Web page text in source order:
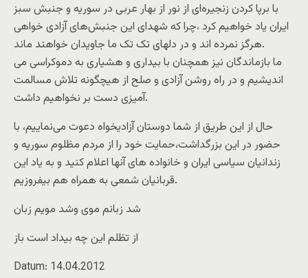
با برپا کردن زنجیره‌‌ای از نور از بهار عربی‌ در سوریه و جنبش سبز
ایران یاد خواهیم کرد ،چرا که شهدای این جنبش‌های آزادی خواهی‌
هرگز نمرده اند و در دلهای تک تک ما جاویدان خواهند ماند.
ما بازماندگان نیز همچنان با بیداری و هشیاری به دموکراسی می‌
اندیشیم و در راه روشن آزادی و صلح از هیچگونه تلاش مسالمت
آمیزی دست بر نخواهیم داشت.
حال از این طریق از شما دوستان آزادیخواه دعوت می‌نماییم، با
حضور در این بزرگداشت،حمایت خود را از مردم مظلوم سوریه و
زندانیان سیاسی ایران و خانواده های آنها اعلام کنید و به یاد این
قربانیان شمعی به همراه هم بیفروزیم.
شد زبانم موی وشد مویم زبان
از تظلم این چه بیداد است باز
Datum: 14.04.2012